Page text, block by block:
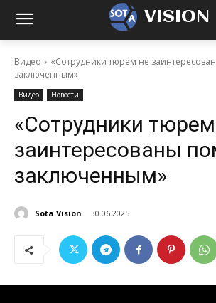
VISION
Видео
«Сотрудники тюрем не
заключенным»
Видео Новости
«Сотрудники
заинтересованы
заключенным»
Sota Vision 30.06.2025